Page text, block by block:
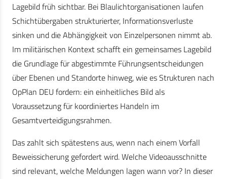
Lagebild früh sichtbar. Bei Blaulichtorganisationen laufen
Schichtübergaben strukturierter, Informationsverluste
sinken und die Abhängigkeit von Einzelpersonen nimmt ab.
Im militärischen Kontext schafft ein gemeinsames Lagebild
die Grundlage für abgestimmte Führungsentscheidungen
über Ebenen und Standorte hinweg, wie es Strukturen nach
OpPlan DEU fordern: ein einheitliches Bild als
Voraussetzung für koordiniertes Handeln im
Gesamtverteidigungsrahmen.
Das zahlt sich spätestens aus, wenn nach einem Vorfall
Beweissicherung gefordert wird. Welche Videoausschnitte
sind relevant, welche Meldungen lagen wann vor? In dieser